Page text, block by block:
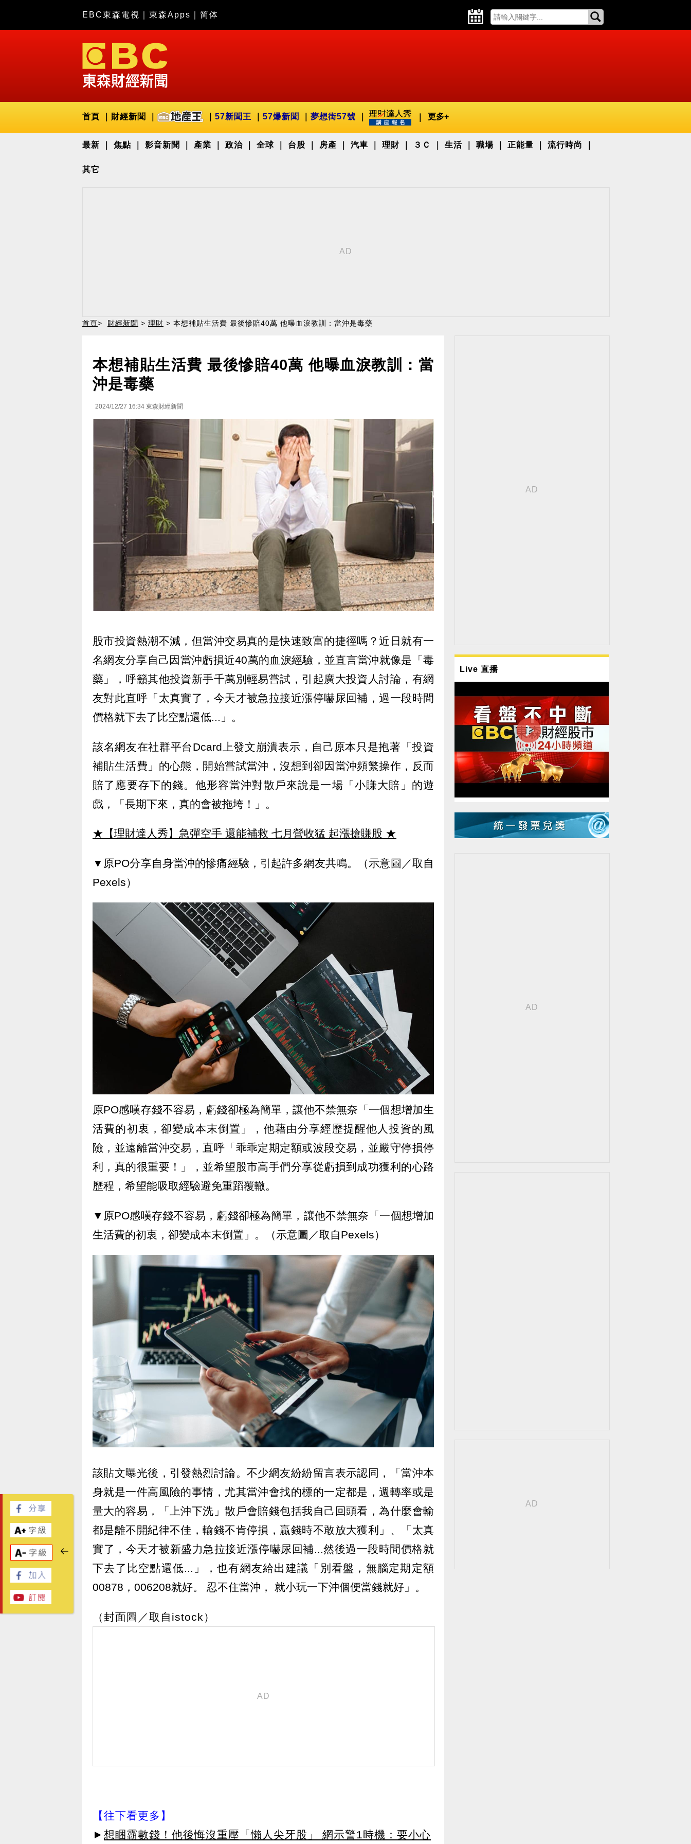
EBC東森電視 東森Apps 简体
首頁 財經新聞 57新聞王 57爆新聞 夢想街57號 更多+
最新 焦點 影音新聞 產業 政治 全球 台股 房產 汽車 理財 ３Ｃ 生活 職場 正能量 流行時尚
其它
首頁> 財經新聞 > 理財 > 本想補貼生活費 最後慘賠40萬 他曝血淚教訓：當沖是毒藥
本想補貼生活費 最後慘賠40萬 他曝血淚教訓：當
沖是毒藥
2024/12/27 16:34 東森財經新聞
股市投資熱潮不減，但當沖交易真的是快速致富的捷徑嗎？近日就有一
名網友分享自己因當沖虧損近40萬的血淚經驗，並直言當沖就像是「毒
藥」，呼籲其他投資新手千萬別輕易嘗試，引起廣大投資人討論，有網
友對此直呼「太真實了，今天才被急拉接近漲停嚇尿回補，過一段時間
價格就下去了比空點還低...」。
該名網友在社群平台Dcard上發文崩潰表示，自己原本只是抱著「投資
補貼生活費」的心態，開始嘗試當沖，沒想到卻因當沖頻繁操作，反而
賠了應要存下的錢。他形容當沖對散戶來說是一場「小賺大賠」的遊
戲，「長期下來，真的會被拖垮！」。
★【理財達人秀】急彈空手 還能補救 七月營收猛 起漲搶賺股 ★
▼原PO分享自身當沖的慘痛經驗，引起許多網友共鳴。（示意圖／取自
Pexels）
原PO感嘆存錢不容易，虧錢卻極為簡單，讓他不禁無奈「一個想增加生
活費的初衷，卻變成本末倒置」，他藉由分享經歷提醒他人投資的風
險，並遠離當沖交易，直呼「乖乖定期定額或波段交易，並嚴守停損停
利，真的很重要！」，並希望股市高手們分享從虧損到成功獲利的心路
歷程，希望能吸取經驗避免重蹈覆轍。
▼原PO感嘆存錢不容易，虧錢卻極為簡單，讓他不禁無奈「一個想增加
生活費的初衷，卻變成本末倒置」。（示意圖／取自Pexels）
該貼文曝光後，引發熱烈討論。不少網友紛紛留言表示認同，「當沖本
身就是一件高風險的事情，尤其當沖會找的標的一定都是，週轉率或是
量大的容易，「上沖下洗」散戶會賠錢包括我自己回頭看，為什麼會輸
都是離不開紀律不佳，輸錢不肯停損，贏錢時不敢放大獲利」、「太真
實了，今天才被新盛力急拉接近漲停嚇尿回補...然後過一段時間價格就
下去了比空點還低...」，也有網友給出建議「別看盤，無腦定期定額
00878，006208就好。 忍不住當沖， 就小玩一下沖個便當錢就好」。
（封面圖／取自istock）
【往下看更多】
► 想睏霸數錢！他後悔沒重壓「懶人尖牙股」 網示警1時機：要小心
Live 直播